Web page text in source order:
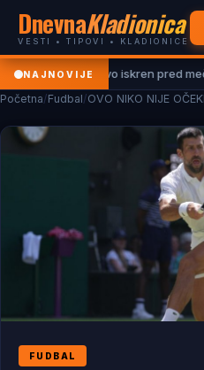
DnevnaKladionica
VESTI • TIPOVI • KLADIONICE
NAJNOVIJE
Zvezde surovo iskren pred meč
Početna/Fudbal/OVO NIKO NIJE
FUDBAL